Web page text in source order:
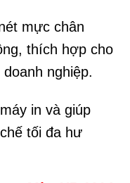
mực chân
thích hợp cho
nghiệp.
in và giúp
tối đa hư